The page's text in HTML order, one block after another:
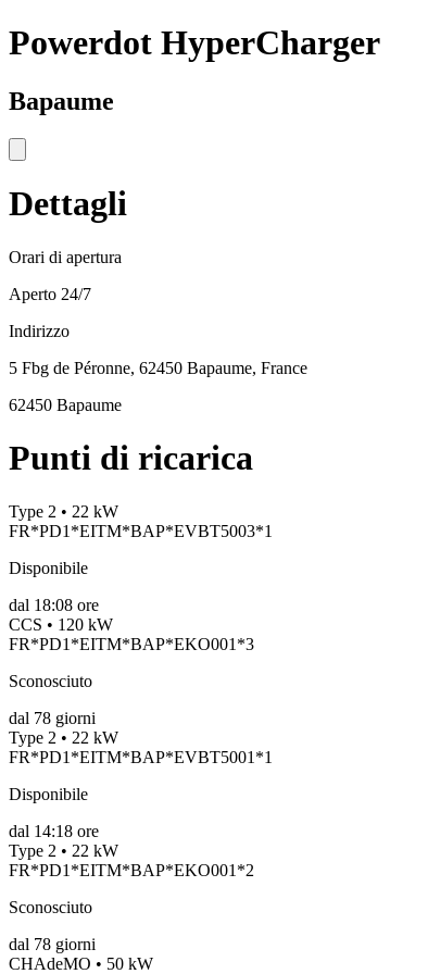
Powerdot HyperCharger
Bapaume
Dettagli
Orari di apertura
Aperto 24/7
Indirizzo
5 Fbg de Péronne, 62450 Bapaume, France
62450 Bapaume
Punti di ricarica
Type 2 • 22 kW
FR*PD1*EITM*BAP*EVBT5003*1
Disponibile
dal 18:08 ore
CCS • 120 kW
FR*PD1*EITM*BAP*EKO001*3
Sconosciuto
dal 78 giorni
Type 2 • 22 kW
FR*PD1*EITM*BAP*EVBT5001*1
Disponibile
dal 14:18 ore
Type 2 • 22 kW
FR*PD1*EITM*BAP*EKO001*2
Sconosciuto
dal 78 giorni
CHAdeMO • 50 kW